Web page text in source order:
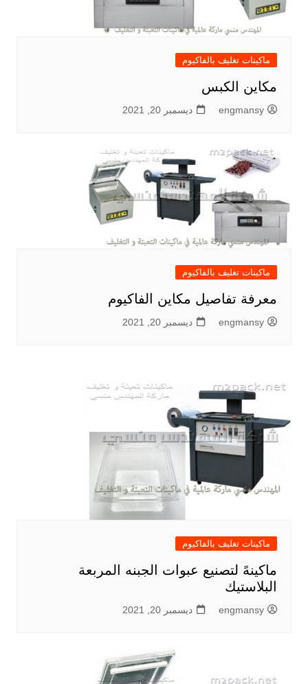
ماكينات تغليف بالفاكيوم
مكاين الكبس
engmansy ديسمبر 20, 2021
ماكينات تغليف بالفاكيوم
معرفة تفاصيل مكاين الفاكيوم
engmansy ديسمبر 20, 2021
ماكينات تغليف بالفاكيوم
ماكينهً لتصنيع عبوات الجبنه المربعة
البلاستيك
engmansy ديسمبر 20, 2021